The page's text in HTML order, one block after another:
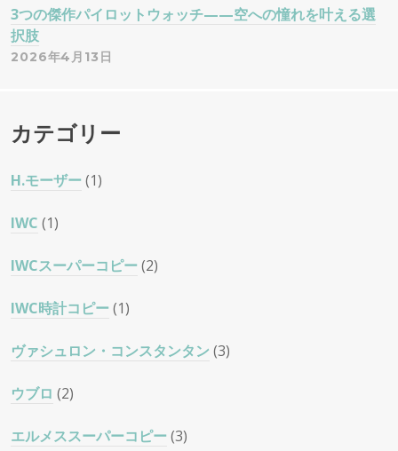
3つの傑作パイロットウォッチ——空への憧れを叶える選
択肢
2026年4月13日
カテゴリー
H.モーザー(1)
IWC (1)
IWCスーパーコピー(2)
IWC時計コピー(1)
ヴァシュロン・コンスタンタン (3)
ウブロ (2)
エルメススーパーコピー(3)